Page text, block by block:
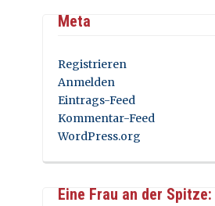
Meta
Registrieren
Anmelden
Eintrags-Feed
Kommentar-Feed
WordPress.org
Eine Frau an der